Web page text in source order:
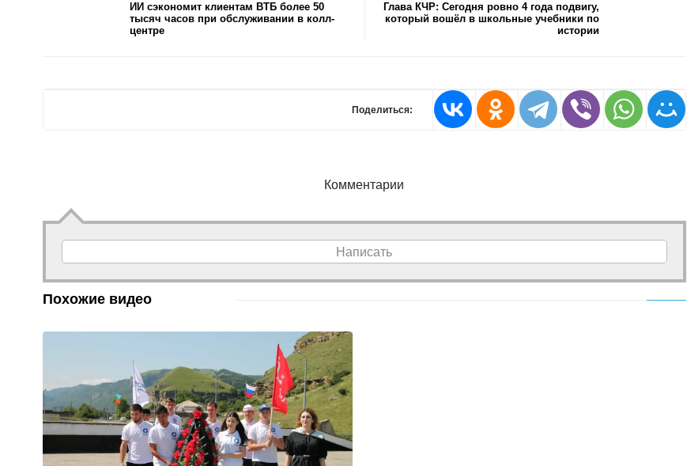
ИИ сэкономит клиентам ВТБ более 50
тысяч часов при обслуживании в колл-
центре
Глава КЧР: Сегодня ровно 4 года подвигу,
который вошёл в школьные учебники по
истории
Поделиться:
Комментарии
Написать
Похожие видео